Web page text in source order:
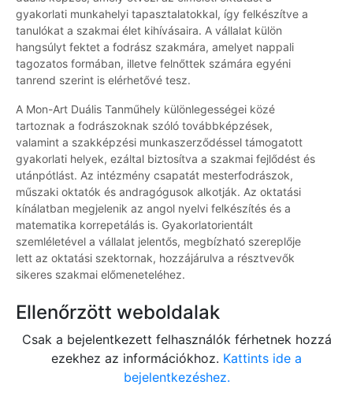
gyakorlati munkahelyi tapasztalatokkal, így felkészítve a
tanulókat a szakmai élet kihívásaira. A vállalat külön
hangsúlyt fektet a fodrász szakmára, amelyet nappali
tagozatos formában, illetve felnőttek számára egyéni
tanrend szerint is elérhetővé tesz.
A Mon-Art Duális Tanműhely különlegességei közé
tartoznak a fodrászoknak szóló továbbképzések,
valamint a szakképzési munkaszerződéssel támogatott
gyakorlati helyek, ezáltal biztosítva a szakmai fejlődést és
utánpótlást. Az intézmény csapatát mesterfodrászok,
műszaki oktatók és andragógusok alkotják. Az oktatási
kínálatban megjelenik az angol nyelvi felkészítés és a
matematika korrepetálás is. Gyakorlatorientált
szemléletével a vállalat jelentős, megbízható szereplője
lett az oktatási szektornak, hozzájárulva a résztvevők
sikeres szakmai előmeneteléhez.
Ellenőrzött weboldalak
Csak a bejelentkezett felhasználók férhetnek hozzá
ezekhez az információkhoz. Kattints ide a
bejelentkezéshez.